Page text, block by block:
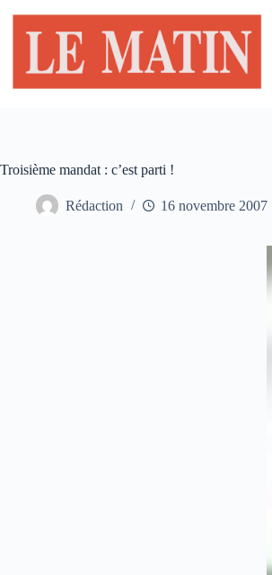
contenu
Troisième mandat : c’est parti !
Rédaction 16 novembre 2007